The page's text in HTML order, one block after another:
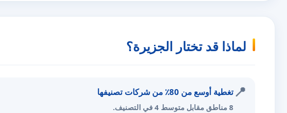
لماذا قد تختار الجزيرة؟
📍تغطية أوسع من 80٪ من شركات تصنيفها
8 مناطق مقابل متوسط 4 في التصنيف.